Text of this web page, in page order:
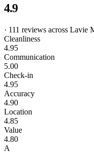
4.9
· 111 reviews across Lavie
Cleanliness
4.95
Communication
5.00
Check-in
4.95
Accuracy
4.90
Location
4.85
Value
4.80
A